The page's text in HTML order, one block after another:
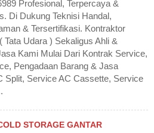
Profesional, Terpercaya &
Di Dukung Teknisi Handal,
& Tersertifikasi. Kontraktor
Tata Udara ) Sekaligus Ahli &
Kami Mulai Dari Kontrak Service,
Pengadaan Barang & Jasa
Split, Service AC Cassette, Service
STORAGE GANTAR